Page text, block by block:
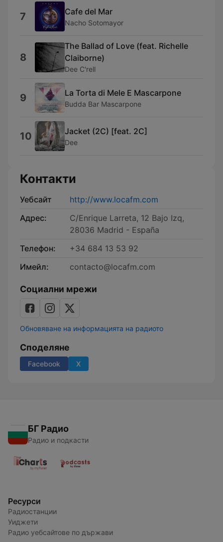
7 Cafe del Mar
Nacho Sotomayor
8
The Ballad of Love (feat. Richelle
Claiborne)
Dee C'rell
9 La Torta di Mele E Mascarpone
Budda Bar Mascarpone
10 Jacket (2C) [feat. 2C]
Dee
Контакти
Уебсайт
http://www.locafm.com
Адрес:
C/Enrique Larreta, 12 Bajo Izq,
28036 Madrid - España
Телефон:
+34 684 13 53 92
Имейл:
contacto@locafm.com
Социални мрежи
Обновяване на информацията на радиото
Споделяне
Facebook X
БГ Радио
Радио и подкасти
Ресурси
Радиостанции
Уиджети
Радио уебсайтове по държави